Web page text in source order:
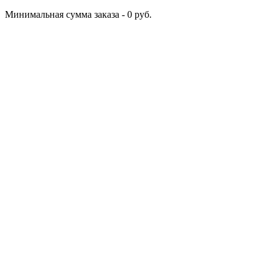
Минимальная сумма заказа - 0 руб.